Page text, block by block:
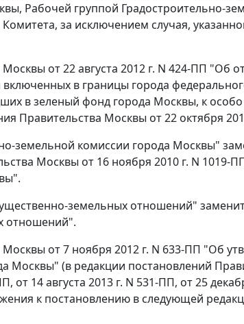
Рабочей группой Градостроительно-
за исключением случая,
от 22 августа 2012 г. N 424-ПП "Об
в границы города
в зеленый фонд города Москвы, к
Правительства Москвы от 22 октября
земельной комиссии города Москвы"
Москвы от 16 ноября 2010 г. N 1019-
земельных отношений"
отношений".
от 7 ноября 2012 г. N 633-ПП "Об
Москвы" (в редакции постановлений
от 14 августа 2013 г. N 531-ПП, от 25
к постановлению в следующей